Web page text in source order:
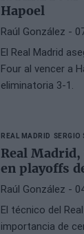
Hapoel
Raúl González -
El Real Madrid
Four al vencer a
eliminatoria 3-1.
REAL MADRID SERGIO
Real
en playoffs
Raúl González -
El técnico del
importancia de